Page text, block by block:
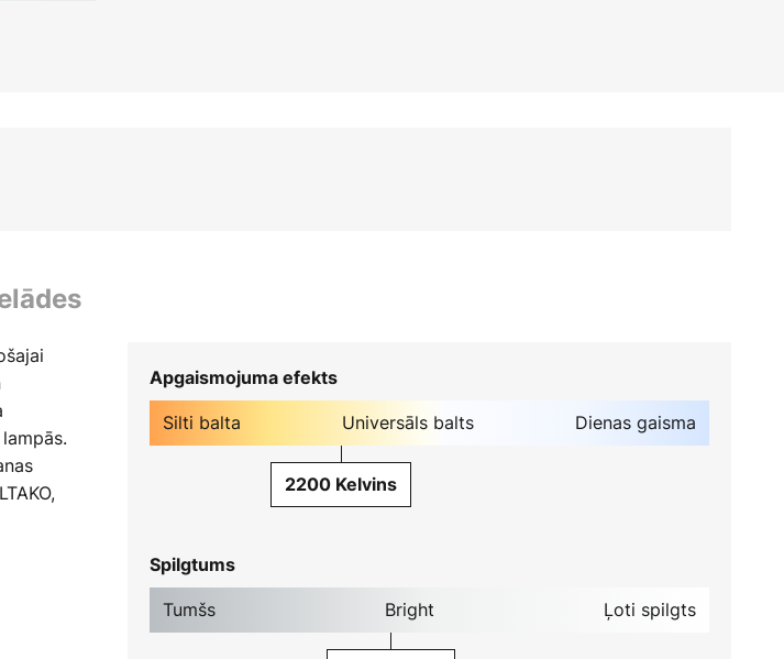
Apgaismojuma efekts
Silti balta Universāls balts Dienas gaisma
2200 Kelvins
Spilgtums
Tumšs Bright Ļoti spilgts